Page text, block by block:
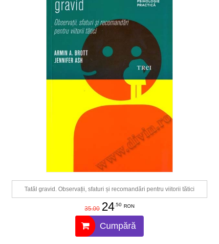
Tatăl gravid. Observații, sfaturi și recomandări pentru viitorii tătici
35.00 24.50 RON
Cumpără